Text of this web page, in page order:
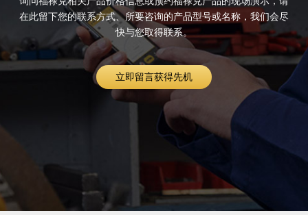
在此留下您的联系方式、所要咨询的产品型号或名称，我们会尽
快与您取得联系。
立即留言获得先机